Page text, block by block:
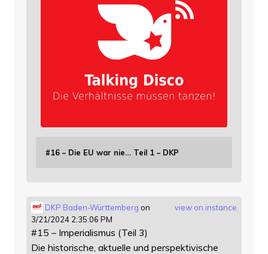
#16 – Die EU war nie… Teil 1 – DKP
view on instance
DKP Baden-Württemberg on
3/21/2024 2:35:06 PM
#15 – Imperialismus (Teil 3)
Die historische, aktuelle und perspektivische